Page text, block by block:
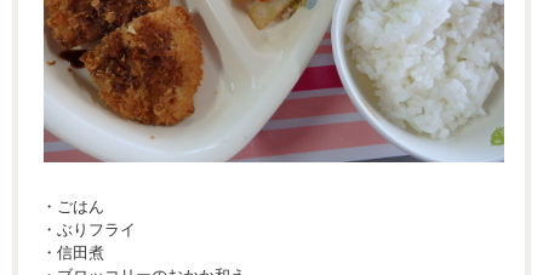
・ごはん
・ぶりフライ
・信田煮